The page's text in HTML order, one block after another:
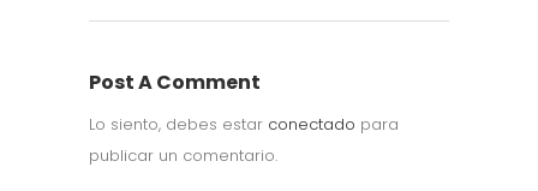
Post A Comment
Lo siento, debes estar conectado para
publicar un comentario.